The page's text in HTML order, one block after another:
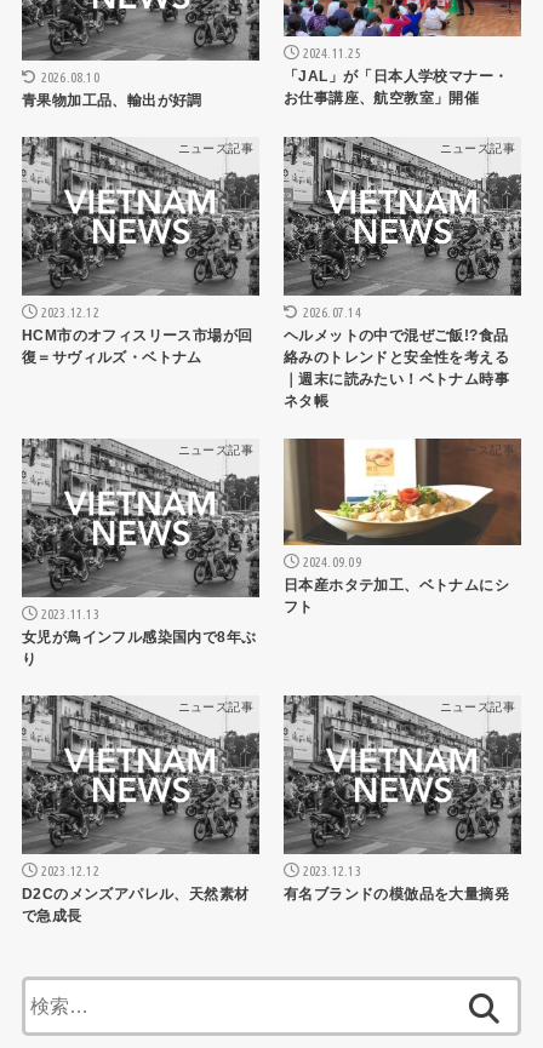
2026.08.10
青果物加工品、輸出が好調
2024.11.25
「JAL」が「日本人学校マナー・
お仕事講座、航空教室」開催
ニュース記事
2023.12.12
HCM市のオフィスリース市場が回
復＝サヴィルズ・ベトナム
ニュース記事
2026.07.14
ヘルメットの中で混ぜご飯!?食品
絡みのトレンドと安全性を考える
｜週末に読みたい！ベトナム時事
ネタ帳
ニュース記事
2023.11.13
女児が鳥インフル感染国内で8年ぶ
り
ニュース記事
2024.09.09
日本産ホタテ加工、ベトナムにシ
フト
ニュース記事
2023.12.12
D2Cのメンズアパレル、天然素材
で急成長
ニュース記事
2023.12.13
有名ブランドの模倣品を大量摘発
索: